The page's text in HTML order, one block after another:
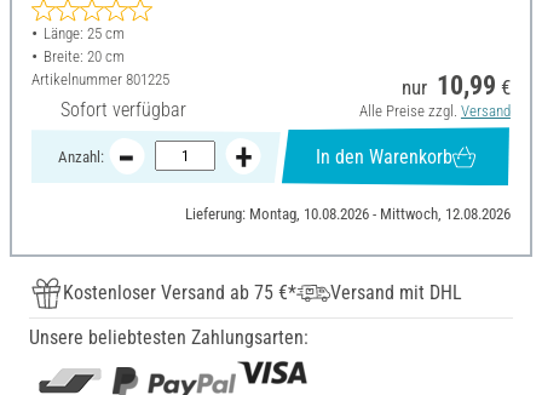
Länge: 25 cm
Breite: 20 cm
Artikelnummer 801225
Sofort verfügbar
nur 10,99 €
Alle Preise zzgl. Versand
Anzahl: In den Warenkorb
Lieferung: Montag, 10.08.2026 - Mittwoch, 12.08.2026
Kostenloser Versand ab 75 €*
Versand mit DHL
Unsere beliebtesten Zahlungsarten: